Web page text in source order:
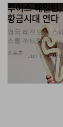
스포츠
루이스 해밀
황금시대 연다
영국 레전드가 스
스를 깨뜨렸다.
Jun 15, 2026